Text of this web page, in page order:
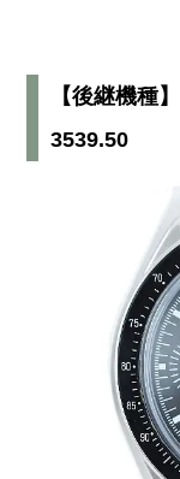
【後継機種
3539.50